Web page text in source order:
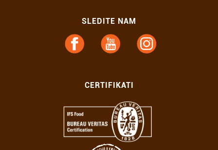
SLEDITE NAM
CERTIFIKATI